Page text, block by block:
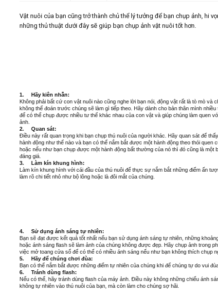
Lịch khai giảng
Liên hệ - Đăng ký
Tìm kiếm
Vật nuôi của bạn cũng trở thành chủ thể lý tưởng để bạn chụp ảnh, hi
những thủ thuật dưới đây sẽ giúp bạn chụp ảnh vật nuôi tốt hơn.
1. Hãy kiên nhẫn:
Không phải bất cứ con vật nuôi nào cũng nghe lời bạn nói, động vật rất là tò mò và
không thể đoán trước chúng sẽ làm gì tiếp theo. Hãy dành cho bản thân mình nhiều
để có thể chụp được nhiều tư thế khác nhau của con vật và giúp chúng làm quen
ảnh.
2. Quan sát:
Điều này rất quan trọng khi bạn chụp thú nuôi của người khác. Hãy quan sát để
hành động như thế nào và bạn có thể nắm bắt được một hành động theo thói quen
hoặc nếu như bạn chụp được một hành động bất thường của nó thì đó cũng là một
đáng giá.
3.
Làm kín khung hình:
Làm kín khung hình với cái đầu của thú nuôi để thực sự nắm bắt những điểm ấn
làm rõ chi tiết nhỏ như bộ lông hoặc là đôi mắt của chúng.
4. Sử dụng ánh sáng tự nhiên:
Bạn sẽ đạt được kết quả tốt nhất nếu bạn sử dụng ánh sáng tự nhiên, những
hoặc ánh sáng flash sẽ làm ảnh của chúng không được đẹp. Hãy chụp ảnh trong
việc mở toang cửa sổ để có thể có nhiều ánh sáng nếu như bạn không thích chụp
5.
Hãy để chúng chơi đùa:
Bạn có thể nắm bắt được những điểm tự nhiên của chúng khi để chúng tự do vui
6. Tránh dùng flash:
Nếu có thể, hãy tránh dùng flash của máy ảnh. Điều này không những chiếu ánh
không tự nhiên vào thú nuôi của bạn, mà còn làm cho chúng sợ hãi.